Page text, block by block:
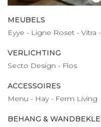
MEUBELS
Eyye - Ligne Roset - Vitra
VERLICHTING
Secto Design - Flos
ACCESSOIRES
Menu - Hay - Ferm Living
BEHANG &